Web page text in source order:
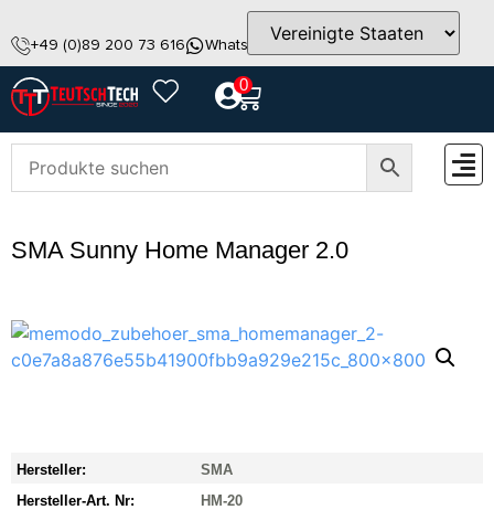
+49 (0)89 200 73 616 WhatsApp info@teutschtech.com
0
SMA Sunny Home Manager 2.0
Hersteller:
SMA
Hersteller-Art. Nr:
HM-20